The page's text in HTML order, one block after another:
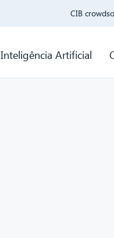
CIB
Inteligência Artificial